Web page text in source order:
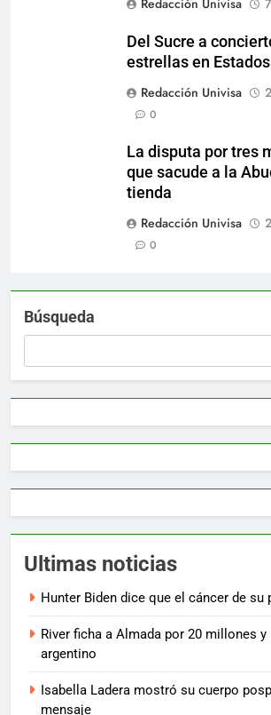
Del Sucre a
estrellas en
Redacción Univisa
0
La disputa por tres
que sacude a la
tienda
Redacción Univisa
0
Búsqueda
Ultimas noticias
Hunter Biden dice que el cáncer de su
River ficha a Almada por 20 millones
argentino
Isabella Ladera mostró su cuerpo
mensaje